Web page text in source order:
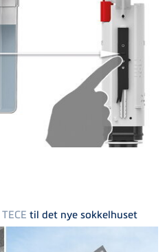
TECE til det nye sokkelhuset